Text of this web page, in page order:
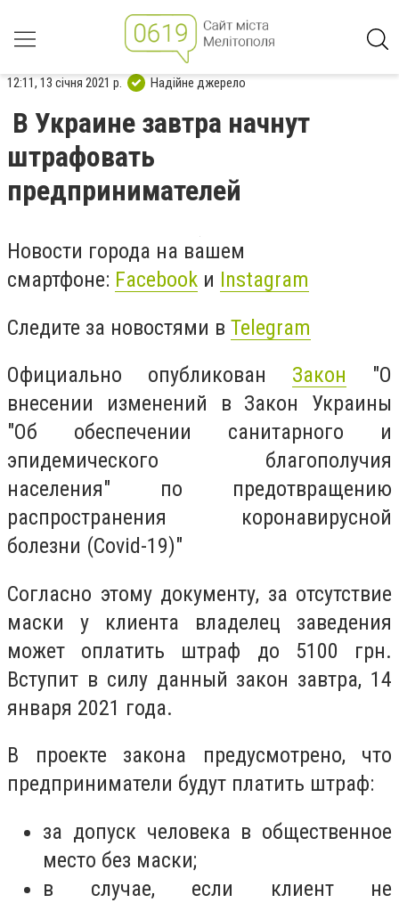
12:11, 13 січня 2021 р. Надійне джерело
В Украине завтра начнут
штрафовать
предпринимателей
Новости города на вашем
смартфоне: Facebook и Instagram
Следите за новостями в Telegram
Официально опубликован Закон "О
внесении изменений в Закон Украины
"Об обеспечении санитарного и
эпидемического благополучия
населения" по предотвращению
распространения коронавирусной
болезни (Covid-19)"
Согласно этому документу, за отсутствие
маски у клиента владелец заведения
может оплатить штраф до 5100 грн.
Вступит в силу данный закон завтра, 14
января 2021 года.
В проекте закона предусмотрено, что
предприниматели будут платить штраф:
за допуск человека в общественное
место без маски;
в случае, если клиент не